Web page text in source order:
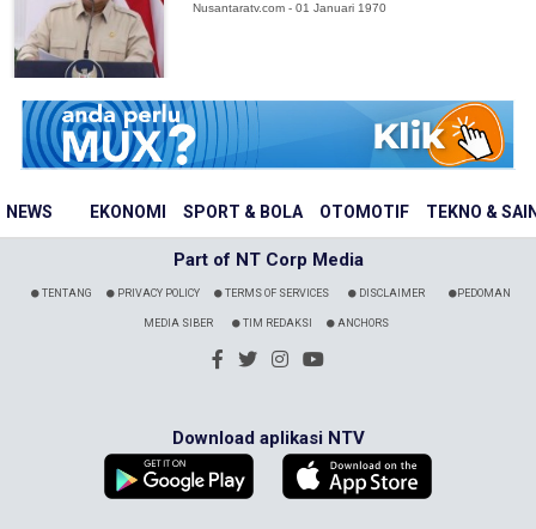
NEWS EKONOMI SPORT & BOLA OTOMOTIF TEKNO &
Nusantaratv.com - 01 Januari 1970
Part of NT Corp Media
TENTANG PRIVACY POLICY TERMS OF SERVICES DISCLAIMER PEDOMAN
MEDIA SIBER TIM REDAKSI ANCHORS
Download aplikasi NTV